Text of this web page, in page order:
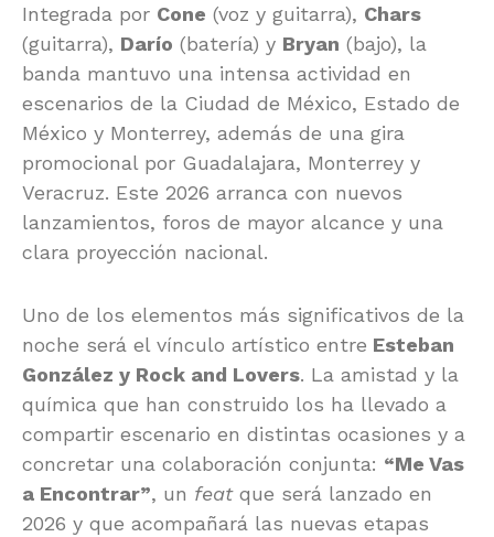
Integrada por Cone (voz y guitarra), Chars
(guitarra), Darío (batería) y Bryan (bajo), la
banda mantuvo una intensa actividad en
escenarios de la Ciudad de México, Estado de
México y Monterrey, además de una gira
promocional por Guadalajara, Monterrey y
Veracruz. Este 2026 arranca con nuevos
lanzamientos, foros de mayor alcance y una
clara proyección nacional.
Uno de los elementos más significativos de la
noche será el vínculo artístico entre Esteban
González y Rock and Lovers. La amistad y la
química que han construido los ha llevado a
compartir escenario en distintas ocasiones y a
concretar una colaboración conjunta: “Me Vas
a Encontrar”, un featque será lanzado en
2026 y que acompañará las nuevas etapas